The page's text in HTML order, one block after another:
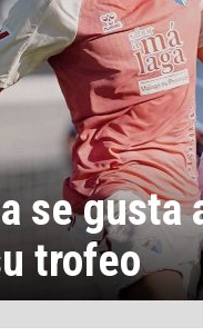
se gusta
trofeo